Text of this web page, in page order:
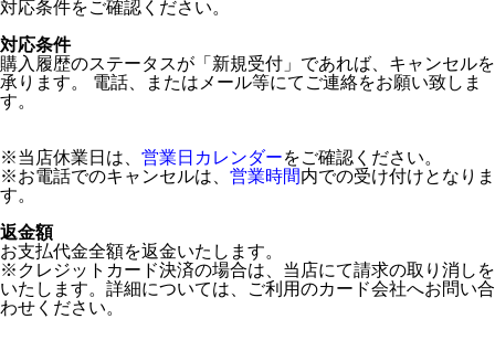
対応条件をご確認ください。
対応条件
購入履歴のステータスが「新規受付」であれば、キャンセルを
承ります。 電話、またはメール等にてご連絡をお願い致しま
す。
※当店休業日は、 営業日カレンダーをご確認ください。
※お電話でのキャンセルは、 営業時間内での受け付けとなりま
す。
返金額
お支払代金全額を返金いたします。
※クレジットカード決済の場合は、当店にて請求の取り消しを
いたします。詳細については、ご利用のカード会社へお問い合
わせください。